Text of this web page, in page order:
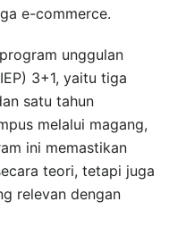
e-commerce.
unggulan
3+1, yaitu tiga
satu tahun
melalui magang,
ini memastikan
teori, tetapi juga
relevan dengan